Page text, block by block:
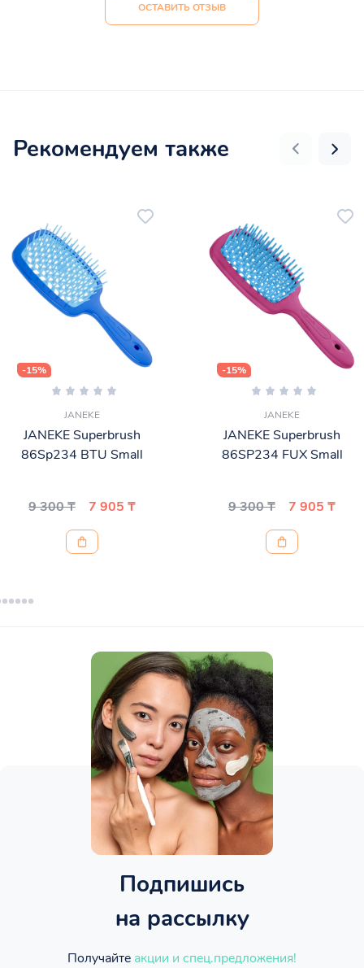
ОСТАВИТЬ ОТЗЫВ
Рекомендуем также
-15%
JANEKE
JANEKE Superbrush
86Sp234 BTU Small
9 300 ₸ 7 905 ₸
-15%
JANEKE
JANEKE Superbrush
86SP234 FUX Small
9 300 ₸ 7 905 ₸
Подпишись
на рассылку
Получайте акции и спец.предложения!